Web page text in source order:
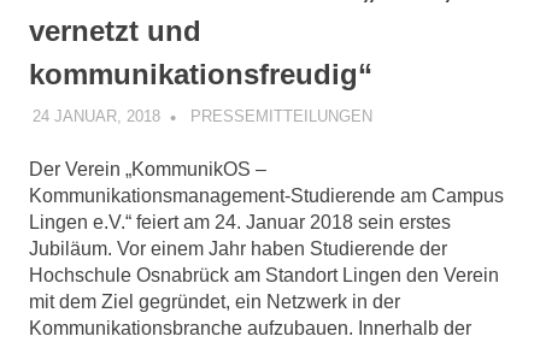
vernetzt und
kommunikationsfreudig“
24 JANUAR, 2018 KOMMUNIKOS
PRESSEMITTEILUNGEN
Der Verein „KommunikOS –
Kommunikationsmanagement-Studierende am Campus
Lingen e.V.“ feiert am 24. Januar 2018 sein erstes
Jubiläum. Vor einem Jahr haben Studierende der
Hochschule Osnabrück am Standort Lingen den Verein
mit dem Ziel gegründet, ein Netzwerk in der
Kommunikationsbranche aufzubauen. Innerhalb der